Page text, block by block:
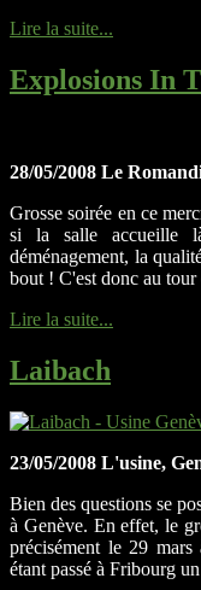
Lire la suite...
Explosions In
28/05/2008 Le
Grosse soirée en ce
si la salle accueille
déménagement, la
bout ! C'est donc au
Lire la suite...
Laibach
23/05/2008 L'usine,
Bien des questions se
à Genève. En effet, le
précisément le 29
étant passé à Fribourg